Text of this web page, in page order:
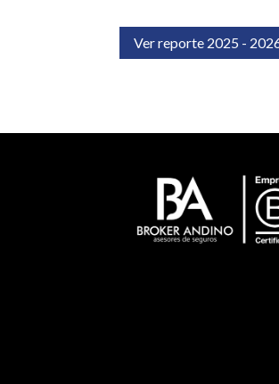
Ver reporte 2025 -